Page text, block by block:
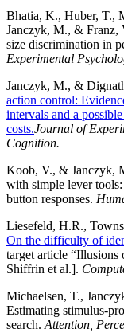
Bhatia, K., Huber, T.,
Janczyk, M., & Franz,
size discrimination in
Experimental
Janczyk, M., &
action control:
intervals and a
costs.Journal of
Cognition.
Koob, V., & Janczyk,
with simple lever
button responses.
Liesefeld, H.R.,
On the difficulty of
target article “Illusions
Shiffrin et al.].
Michaelsen, T.,
Estimating stimulus-
search. Attention,